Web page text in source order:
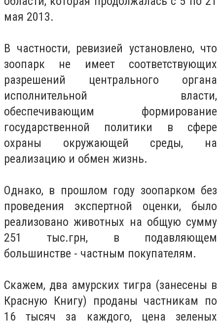
мая 2013.
В частности, ревизией установлено, что
зоопарк не имеет соответствующих
разрешений центрального органа
исполнительной власти,
обеспечивающим формирование
государственной политики в сфере
охраны окружающей среды, на
реализацию и обмен жизнь.
Однако, в прошлом году зоопарком без
проведения экспертной оценки, было
реализовано животных на общую сумму
251 тыс.грн, в подавляющем
большинстве - частным покупателям.
Скажем, два амурских тигра (занесены в
Красную Книгу) проданы частникам по
16 тысяч за каждого, цена зеленых